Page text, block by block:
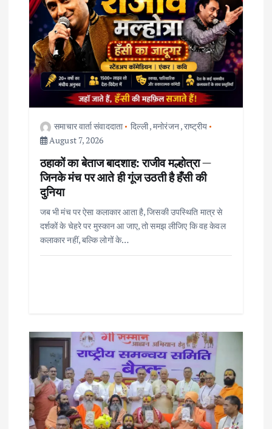
g
a
t
समाचार वार्ता संवाददाता दिल्ली,मनोरंजन,राष्ट्रीय
August 7, 2026
ठहाकों का बेताज बादशाह: राजीव मल्होत्रा —
जिनके मंच पर आते ही गूंज उठती है हँसी की
दुनिया
जब भी मंच पर ऐसा कलाकार आता है, जिसकी उपस्थिति मात्र से
दर्शकों के चेहरे पर मुस्कान आ जाए, तो समझ लीजिए कि वह केवल
कलाकार नहीं, बल्कि लोगों के…